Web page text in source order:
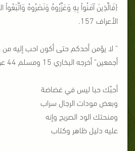
{فَالَّذِينَ آمَنُواْ بِهِ وَعَزَّرُوهُ وَنَصَرُوهُ وَاتَّبَعُواْ
الأعراف 157.
" لا يؤمن أحدكم حتى أكون احب إليه من
أجمعين" أخرجه البخاري 15 ومسلم 44 عن أنس رضي الله عنه.
أحبّك حبا ليس في غضاضة
وبعض مودات الرجال سراب
ومنحتك الود الصريح وإنه
عليه دليل ظاهر وكتاب